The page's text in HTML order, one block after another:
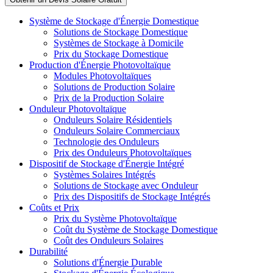
Système de Stockage d'Énergie Domestique
Solutions de Stockage Domestique
Systèmes de Stockage à Domicile
Prix du Stockage Domestique
Production d'Énergie Photovoltaïque
Modules Photovoltaïques
Solutions de Production Solaire
Prix de la Production Solaire
Onduleur Photovoltaïque
Onduleurs Solaire Résidentiels
Onduleurs Solaire Commerciaux
Technologie des Onduleurs
Prix des Onduleurs Photovoltaïques
Dispositif de Stockage d'Énergie Intégré
Systèmes Solaires Intégrés
Solutions de Stockage avec Onduleur
Prix des Dispositifs de Stockage Intégrés
Coûts et Prix
Prix du Système Photovoltaïque
Coût du Système de Stockage Domestique
Coût des Onduleurs Solaires
Durabilité
Solutions d'Énergie Durable